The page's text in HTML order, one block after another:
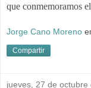
que conmemoramos
Jorge Cano Moreno
Compartir
jueves, 27 de octubre